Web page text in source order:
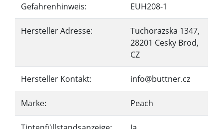
Gefahrenhinweis: EUH208-1
Hersteller Adresse:
Tuchorazska 1347,
28201 Cesky Brod,
CZ
Hersteller Kontakt: info@buttner.cz
Marke: Peach